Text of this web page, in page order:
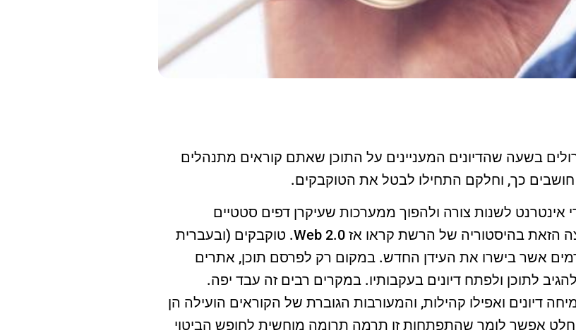
בשעה שהדיונים המעניינים על התוכן שאתם קוראים מתנהלים
כך, וחלקם התחילו לבטל את הטוקבקים.
לשנות צורה ולהפוך ממערכות שעיקרן דפים סטטיים
לפלטפורמות אינטראקטיבית. לקפיצה הזאת בהיסטוריה של הרשת קראו אז Web 2.0. טוקבקים (ובעברית
אשר בישרו את העידן החדש. במקום רק לפרסם תוכן, אתרים
לתוכן ולפתח דיונים בעקבותיו. במקרים רבים זה עבד יפה.
דיונים ואפילו קהילות, והמעורבות הגוברת של הקוראים הועילה הן
אפשר לומר שהתפתחות זו תרמה תרומה מוחשית לחופש הביטוי